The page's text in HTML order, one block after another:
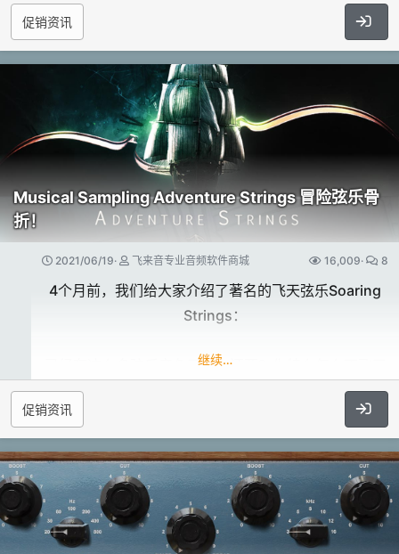
弦，...​
起源系列，是使用各种民族乐器与钢琴、吉他进行声音
设计，再将两个声音混搭在一起出来的全新音色。
这个系列的音色带有大量的自动律动，是配乐和渲染氛
围不可或缺的工具！
目前一共包含7个产品，分别是：
Origins 12-String & Balalaika
促销资讯
Musical Sampling Adventure Strings 冒险弦乐骨
折！
2021/06/19 飞来音专业音频软件商城 16,009 8
4个月前，我们给大家介绍了著名的飞天弦乐Soaring
Strings：
已经有这么多弦乐音色了，你还要？你特么怎么不飞天
飞天弦乐以逼真和丝滑的连奏著称，无论你有多少弦
乐，飞天弦乐都值得你以备不时之需，以在一些针对连
奏有苛刻要求的场合中予以重用。
然而，飞天弦乐也有着巨大的短板，由于这是一套专门
继续…
促销资讯